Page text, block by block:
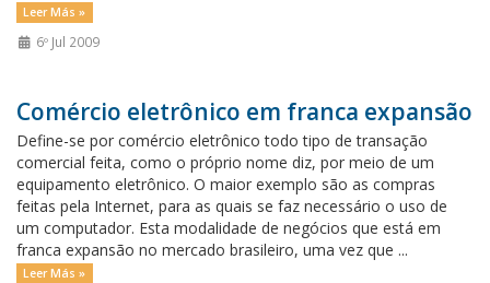
Leer Más »
6º Jul 2009
Comércio eletrônico em franca expansão
Define-se por comércio eletrônico todo tipo de transação
comercial feita, como o próprio nome diz, por meio de um
equipamento eletrônico. O maior exemplo são as compras
feitas pela Internet, para as quais se faz necessário o uso de
um computador. Esta modalidade de negócios que está em
franca expansão no mercado brasileiro, uma vez que ...
Leer Más »